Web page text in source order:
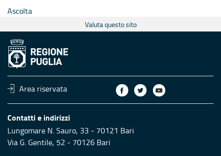
Ascolta
Valuta questo sito
Area riservata
Contatti e indirizzi
Lungomare N. Sauro, 33 - 70121 Bari
Via G. Gentile, 52 - 70126 Bari